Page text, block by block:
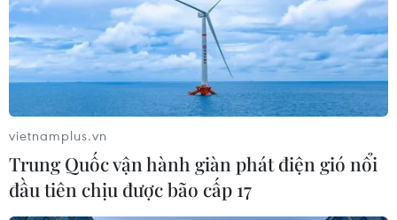
vietnamplus.vn
Trung Quốc vận hành giàn phát điện gió nổi
đầu tiên chịu được bão cấp 17